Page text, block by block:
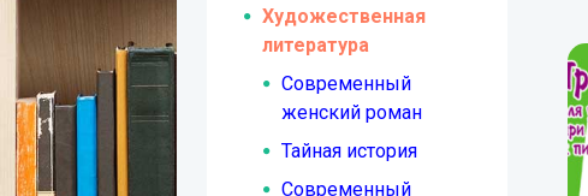
Художественная
литература
Современный
женский роман
Тайная история
Современный